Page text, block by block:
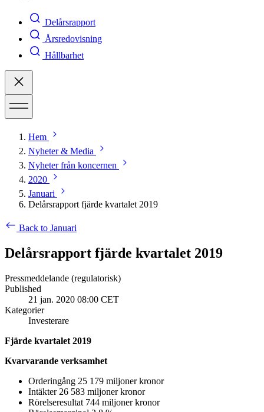
Delårsrapport
Årsredovisning
Hållbarhet
Hem
Nyheter & Media
Nyheter från koncernen
2020
Januari
Delårsrapport fjärde kvartalet 2019
Back to Januari
Delårsrapport fjärde kvartalet 2019
Pressmeddelande (regulatorisk)
Published
21 jan. 2020 08:00 CET
Kategorier
Investerare
Fjärde kvartalet 2019
Kvarvarande verksamhet
Orderingång 25 179 miljoner kronor
Intäkter 26 583 miljoner kronor
Rörelseresultat 744 miljoner kronor